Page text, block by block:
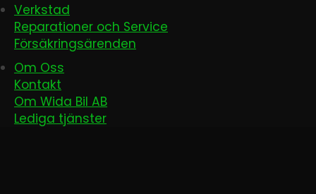
Verkstad
Reparationer och Service
Försäkringsärenden
Om Oss
Kontakt
Om Wida Bil AB
Lediga tjänster